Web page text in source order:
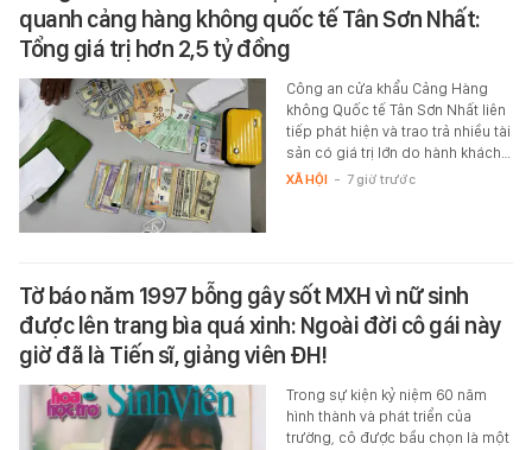
quanh cảng hàng không quốc tế Tân Sơn Nhất:
Tổng giá trị hơn 2,5 tỷ đồng
Công an cửa khẩu Cảng Hàng
không Quốc tế Tân Sơn Nhất liên
tiếp phát hiện và trao trả nhiều tài
sản có giá trị lớn do hành khách…
XÃ HỘI - 7 giờ trước
Tờ báo năm 1997 bỗng gây sốt MXH vì nữ sinh
được lên trang bìa quá xinh: Ngoài đời cô gái này
giờ đã là Tiến sĩ, giảng viên ĐH!
Trong sự kiện kỷ niệm 60 năm
hình thành và phát triển của
trường, cô được bầu chọn là một